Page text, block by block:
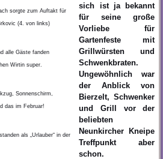
sorgte zum Auftakt für
(4. von links)
alle Gäste fanden
Wirtin super.
Sonnenschirm,
das im Februar!
als „Urlauber“ in der
sich ist ja bekannt
für seine große
Vorliebe für
Gartenfeste mit
Grillwürsten und
Schwenkbraten.
Ungewöhnlich war
der Anblick von
Bierzelt, Schwenker
und Grill vor der
beliebten
Neunkircher Kneipe
Treffpunkt aber
schon.